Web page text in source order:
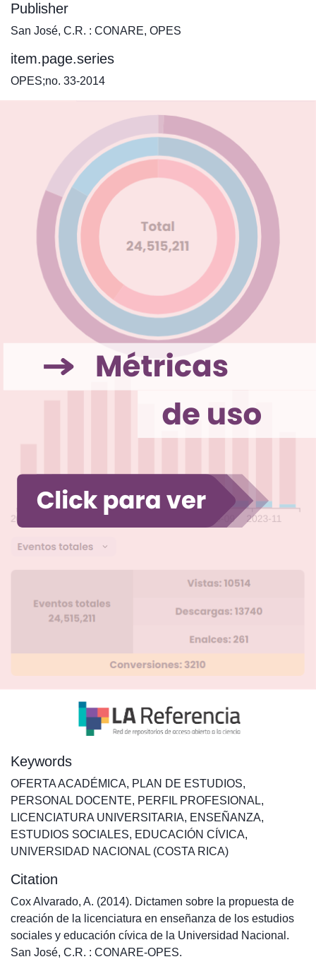
Publisher
San José, C.R. : CONARE, OPES
item.page.series
OPES;no. 33-2014
Keywords
OFERTA ACADÉMICA, PLAN DE ESTUDIOS,
PERSONAL DOCENTE, PERFIL PROFESIONAL,
LICENCIATURA UNIVERSITARIA, ENSEÑANZA,
ESTUDIOS SOCIALES, EDUCACIÓN CÍVICA,
UNIVERSIDAD NACIONAL (COSTA RICA)
Citation
Cox Alvarado, A. (2014). Dictamen sobre la propuesta de
creación de la licenciatura en enseñanza de los estudios
sociales y educación cívica de la Universidad Nacional.
San José, C.R. : CONARE-OPES.